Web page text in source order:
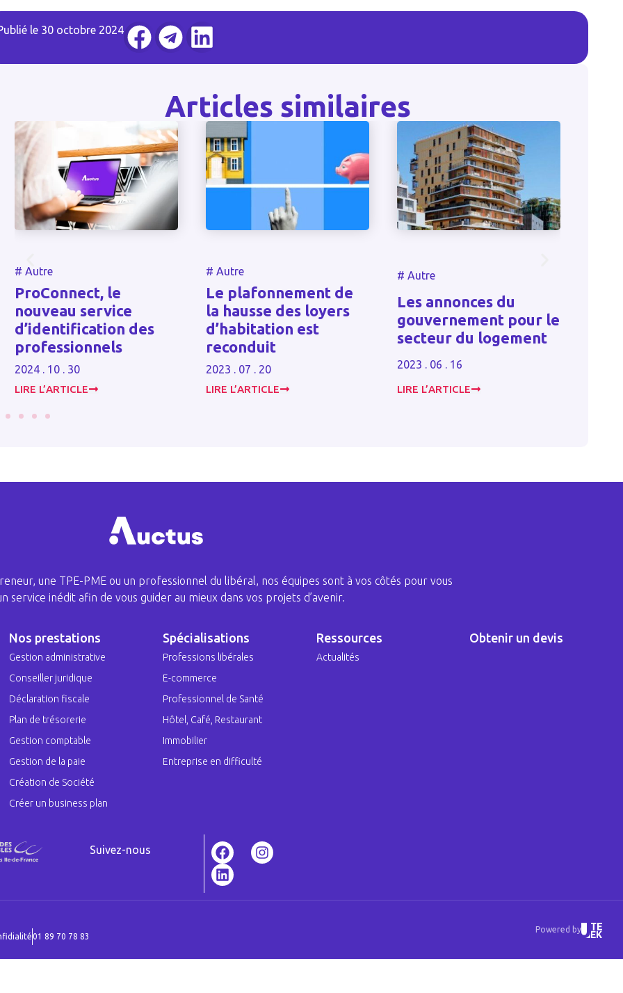
le 30 octobre 2024
Articles similaires
# Autre
ProConnect, le
nouveau service
d’identification des
professionnels
2024 . 10 . 30
LIRE L’ARTICLE
# Autre
Le plafonnement de
la hausse des loyers
d’habitation est
reconduit
2023 . 07 . 20
LIRE L’ARTICLE
# Autre
Les annonces du
gouvernement pour le
secteur du logement
2023 . 06 . 16
LIRE L’ARTICLE
une TPE-PME ou un professionnel du libéral, nos équipes sont à vos côtés pour vous
service inédit afin de vous guider au mieux dans vos projets d’avenir.
Nos prestations
Gestion administrative
Conseiller juridique
Déclaration fiscale
Plan de trésorerie
Gestion comptable
Gestion de la paie
Création de Société
Créer un business plan
Spécialisations
Professions libérales
E-commerce
Professionnel de Santé
Hôtel, Café, Restaurant
Immobilier
Entreprise en difficulté
Ressources
Actualités
Obtenir un devis
Suivez-nous
01 89 70 78 83
Powered by